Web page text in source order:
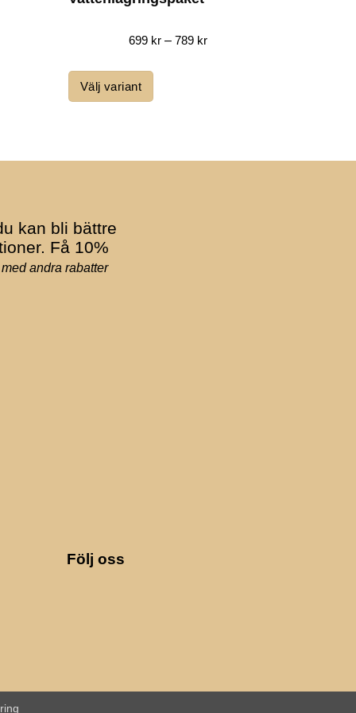
699 kr – 789 kr
Välj variant
produkten
kan bli bättre
Få 10%
andra rabatter
Följ oss